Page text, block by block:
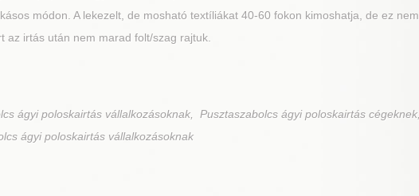
módon. A lekezelt, de mosható textíliákat 40-60 fokon kimoshatja, de ez nem
az irtás után nem marad folt/szag rajtuk.
ágyi poloskairtás vállalkozásoknak, Pusztaszabolcs ágyi poloskairtás cégeknek,
ágyi poloskairtás vállalkozásoknak